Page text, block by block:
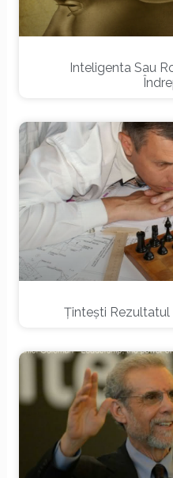
Inteligenta Sau
Țintești Rezultatul